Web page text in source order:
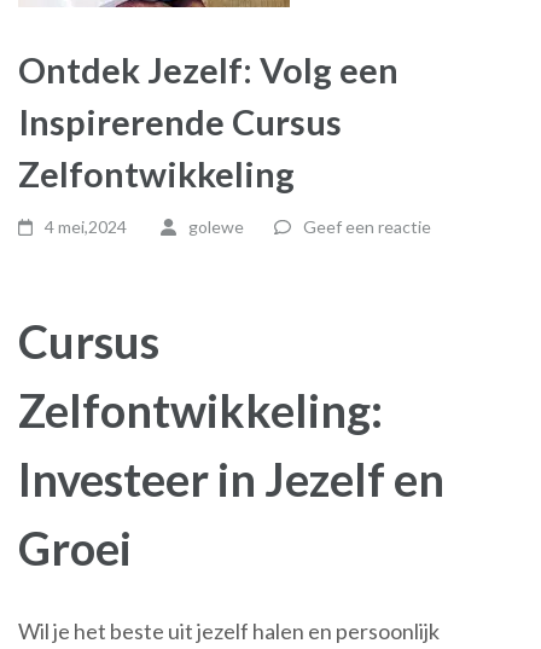
Ontdek Jezelf: Volg een
Inspirerende Cursus
Zelfontwikkeling
4 mei,2024 golewe Geef een reactie
Cursus
Zelfontwikkeling:
Investeer in Jezelf en
Groei
Wil je het beste uit jezelf halen en persoonlijk